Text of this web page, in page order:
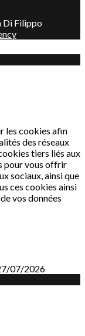
Di Filippo
les cookies afin
des réseaux
tiers liés aux
pour vous offrir
sociaux, ainsi que
ces cookies ainsi
vos données
07/2026